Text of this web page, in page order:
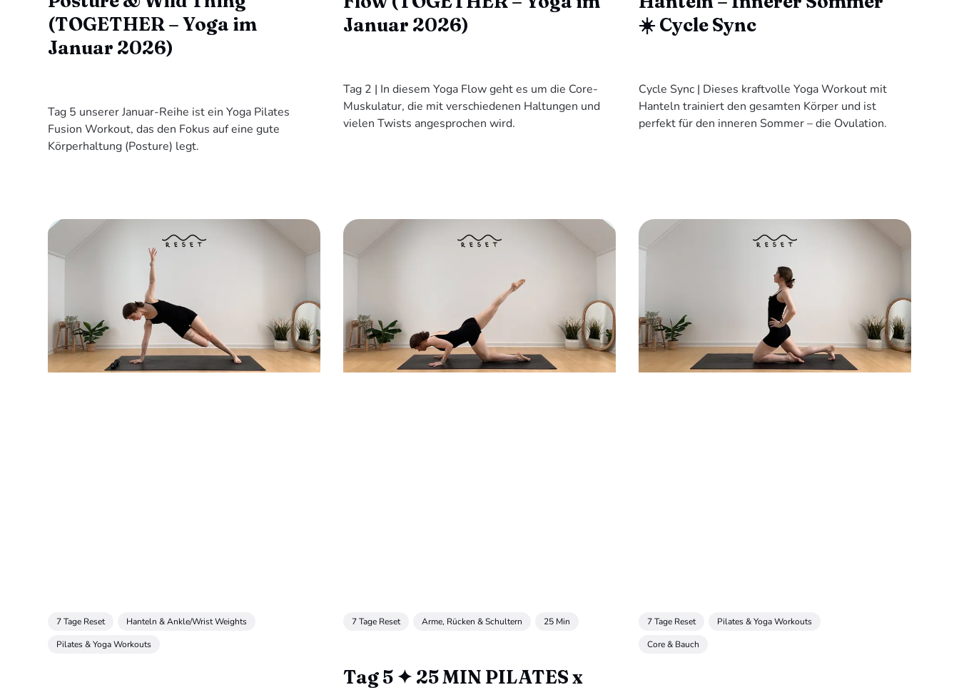
(TOGETHER – Yoga im
Januar 2026)
Tag 5 unserer Januar-Reihe ist ein Yoga Pilates
Fusion Workout, das den Fokus auf eine gute
Körperhaltung (Posture) legt.
Januar 2026)
Tag 2 | In diesem Yoga Flow geht es um die Core-
Muskulatur, die mit verschiedenen Haltungen und
vielen Twists angesprochen wird.
☀️ Cycle Sync
Cycle Sync | Dieses kraftvolle Yoga Workout mit
Hanteln trainiert den gesamten Körper und ist
perfekt für den inneren Sommer – die Ovulation.
7 Tage Reset
Hanteln & Ankle/Wrist Weights
Pilates & Yoga Workouts
7 Tage Reset Arme, Rücken & Schultern 25 Min
Tag 5 ✦ 25 MIN PILATES x
7 Tage Reset
Pilates & Yoga Workouts
Core & Bauch